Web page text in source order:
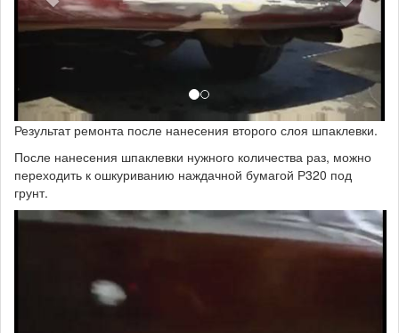
Результат ремонта после нанесения второго слоя шпаклевки.
После нанесения шпаклевки нужного количества раз, можно
переходить к ошкуриванию наждачной бумагой Р320 под
грунт.